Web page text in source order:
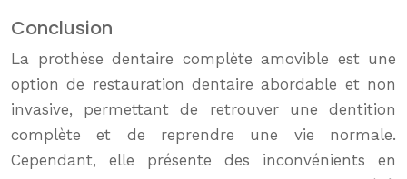
Conclusion
La prothèse dentaire complète amovible est une
option de restauration dentaire abordable et non
invasive, permettant de retrouver une dentition
complète et de reprendre une vie normale.
Cependant, elle présente des inconvénients en